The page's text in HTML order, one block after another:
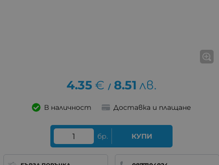
4.35 € / 8.51 лв.
В наличност Доставка и плащане
бр. КУПИ